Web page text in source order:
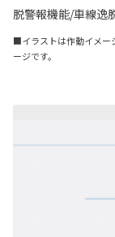
脱警報機能/車線逸
■イラストは作動イメー
ージです。